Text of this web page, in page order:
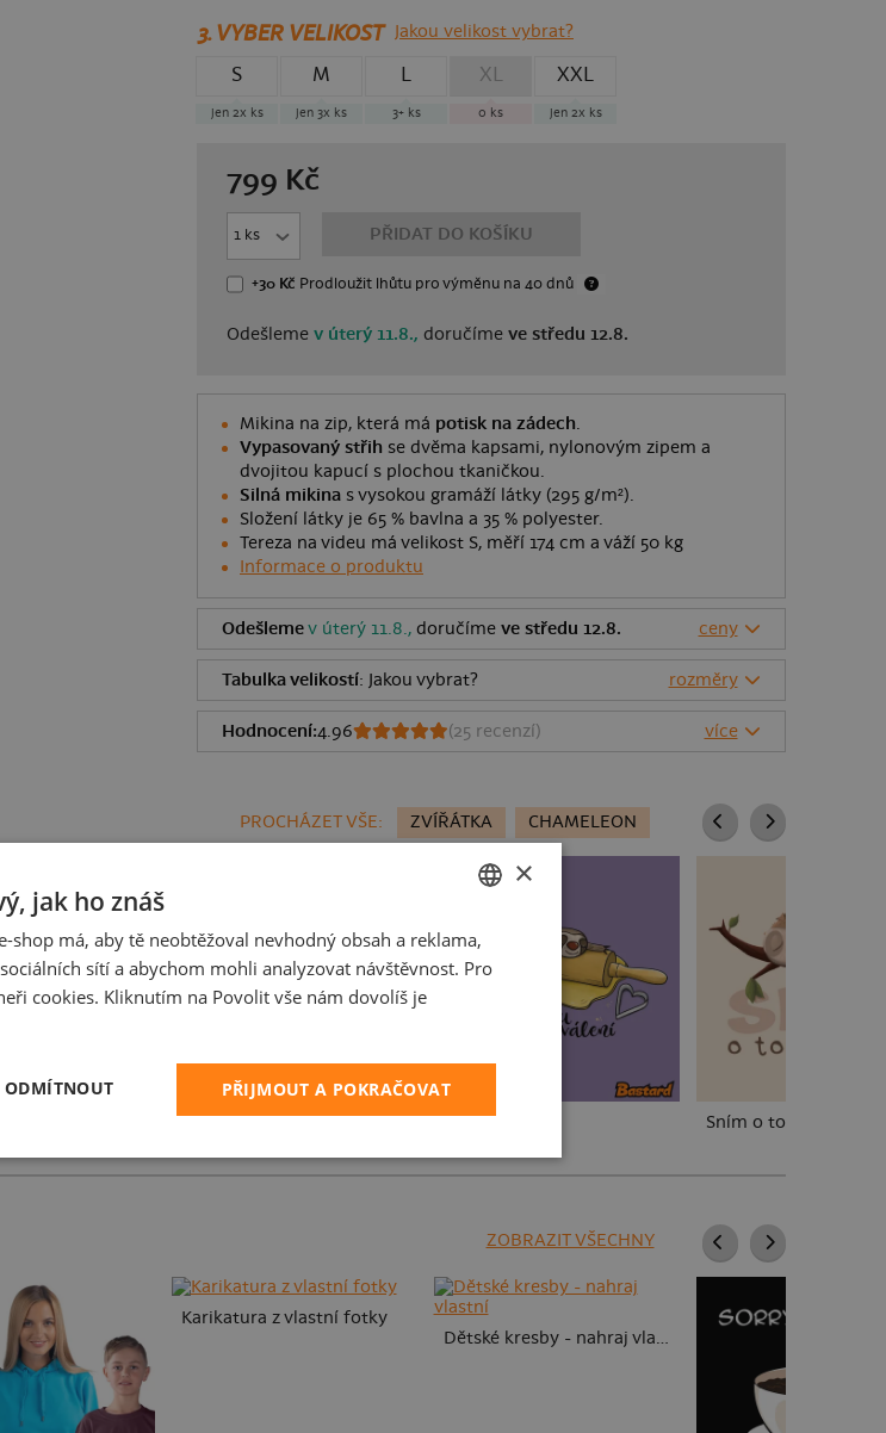
3.VYBER VELIKOST Jakou velikost vybrat?
S
jen 2x ks
M
jen 3x ks
L
3+ ks
XL
0 ks
XXL
jen 2x ks
799 Kč
PŘIDAT DO KOŠÍKU
+30 Kč Prodloužit lhůtu pro výměnu na 40 dnů
Odešleme v úterý 11.8., doručíme ve středu 12.8.
Mikina na zip, která má potisk na zádech.
Vypasovaný střih se dvěma kapsami, nylonovým zipem a
dvojitou kapucí s plochou tkaničkou.
Silná mikina s vysokou gramáží látky (295 g/m²).
Složení látky je 65 % bavlna a 35 % polyester.
Tereza na videu má velikost S, měří 174 cm a váží 50 kg
Informace o produktu
Odešlemev úterý 11.8., doručíme ve středu 12.8. ceny
Tabulka velikostí: Jakou vybrat? rozměry
Hodnocení:4.96 (25 recenzí) více
PROCHÁZET VŠE: ZVÍŘÁTKA CHAMELEON
Fušál Miluju válení Sním o tom, co sním
ZOBRAZIT VŠECHNY
Karikatura z vlastní fotky
Dětské kresby - nahraj vlastní
CZECH
SLOVAK
×
jak ho znáš
má, aby tě neobtěžoval nevhodný obsah a reklama,
sítí a abychom mohli analyzovat návštěvnost. Pro
cookies. Kliknutím na Povolit vše nám dovolíš je
PŘIJMOUT A POKRAČOVAT
ODMÍTNOUT